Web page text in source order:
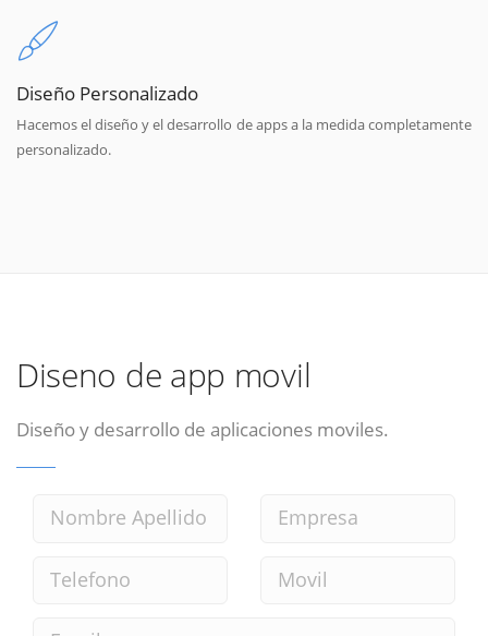
Diseño Personalizado
Hacemos el diseño y el desarrollo de apps a la medida completamente
personalizado.
Diseno de app movil
Diseño y desarrollo de aplicaciones moviles.